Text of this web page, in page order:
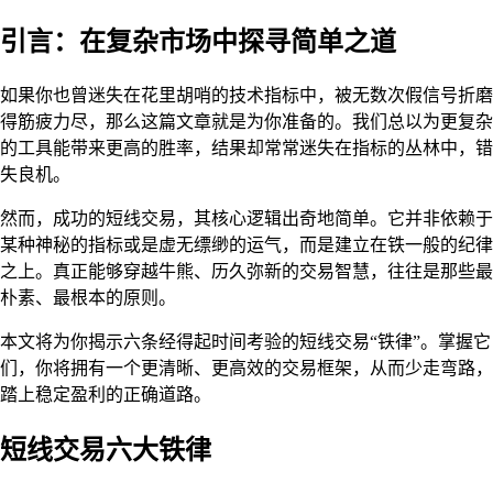
引言：在复杂市场中探寻简单之道
如果你也曾迷失在花里胡哨的技术指标中，被无数次假信号折磨
得筋疲力尽，那么这篇文章就是为你准备的。我们总以为更复杂
的工具能带来更高的胜率，结果却常常迷失在指标的丛林中，错
失良机。
然而，成功的短线交易，其核心逻辑出奇地简单。它并非依赖于
某种神秘的指标或是虚无缥缈的运气，而是建立在铁一般的纪律
之上。真正能够穿越牛熊、历久弥新的交易智慧，往往是那些最
朴素、最根本的原则。
本文将为你揭示六条经得起时间考验的短线交易“铁律”。掌握它
们，你将拥有一个更清晰、更高效的交易框架，从而少走弯路，
踏上稳定盈利的正确道路。
短线交易六大铁律